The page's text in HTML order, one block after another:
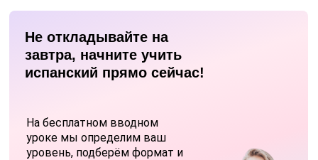
Не откладывайте на
завтра, начните учить
испанский прямо сейчас!
На бесплатном вводном
уроке мы определим ваш
уровень, подберём формат и